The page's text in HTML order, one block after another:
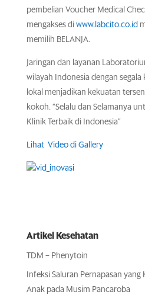
pembelian Voucher Medical
mengakses di www.labcito.co.id
memilih BELANJA.
Jaringan dan layanan
wilayah Indonesia dengan
lokal menjadikan kekuatan
kokoh. “Selalu dan Selamanya
Klinik Terbaik di Indonesia”
Lihat Video di Gallery
Artikel Kesehatan
TDM – Phenytoin
Infeksi Saluran Pernapasan
Anak pada Musim Pancaroba